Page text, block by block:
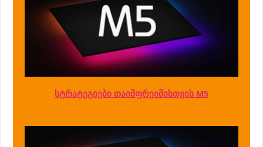
სტრატეგიები თაიმფრეიმისთვის M5